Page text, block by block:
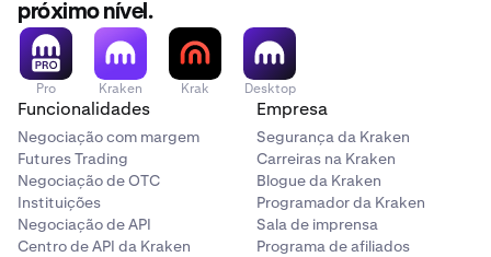
próximo nível.
Pro Kraken Krak Desktop
Funcionalidades
Negociação com margem
Futures Trading
Negociação de OTC
Instituições
Negociação de API
Centro de API da Kraken
Empresa
Segurança da Kraken
Carreiras na Kraken
Blogue da Kraken
Programador da Kraken
Sala de imprensa
Programa de afiliados